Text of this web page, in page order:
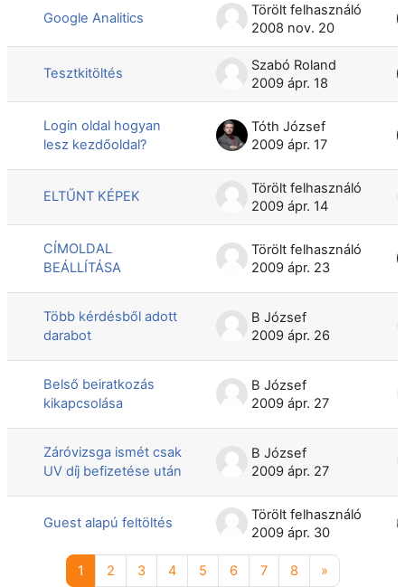
Google Analitics
Törölt felhasználó
2008 nov. 20
Tesztkitöltés
Szabó Roland
2009 ápr. 18
Login oldal hogyan
lesz kezdőoldal?
Tóth József
2009 ápr. 17
ELTŰNT KÉPEK
Törölt felhasználó
2009 ápr. 14
CÍMOLDAL
BEÁLLÍTÁSA
Törölt felhasználó
2009 ápr. 23
Több kérdésből adott
darabot
B József
2009 ápr. 26
Belső beiratkozás
kikapcsolása
B József
2009 ápr. 27
Záróvizsga ismét csak
UV díj befizetése után
B József
2009 ápr. 27
Guest alapú feltöltés
Törölt felhasználó
2009 ápr. 30
1 1 oldal
22 oldal
33 oldal
44 oldal
55 oldal
66 oldal
77 oldal
88 oldal
»Következő